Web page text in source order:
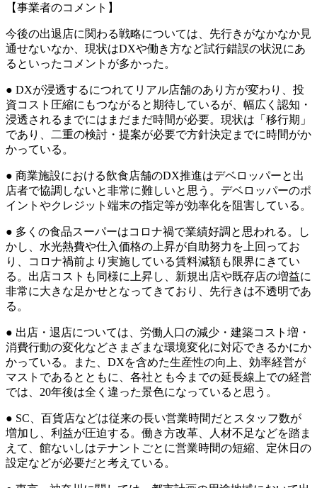
【事業者のコメント】
今後の出退店に関わる戦略については、先行きがなかなか見
通せないなか、現状はDXや働き方など試行錯誤の状況にあ
るといったコメントが多かった。
● DXが浸透するにつれてリアル店舗のあり方が変わり、投
資コスト圧縮にもつながると期待しているが、幅広く認知・
浸透されるまでにはまだまだ時間が必要。現状は「移行期」
であり、二重の検討・提案が必要で方針決定までに時間がか
かっている。
● 商業施設における飲食店舗のDX推進はデベロッパーと出
店者で協調しないと非常に難しいと思う。デベロッパーのポ
イントやクレジット端末の指定等が効率化を阻害している。
● 多くの食品スーパーはコロナ禍で業績好調と思われる。し
かし、水光熱費や仕入価格の上昇が自助努力を上回ってお
り、コロナ禍前より実施している賃料減額も限界にきてい
る。出店コストも同様に上昇し、新規出店や既存店の増益に
非常に大きな足かせとなってきており、先行きは不透明であ
る。
● 出店・退店については、労働人口の減少・建築コスト増・
消費行動の変化などさまざまな環境変化に対応できるかにか
かっている。また、DXを含めた生産性の向上、効率経営が
マストであるとともに、各社とも今までの延長線上での経営
では、20年後は全く違った景色になっていると思う。
● SC、百貨店などは従来の長い営業時間だとスタッフ数が
増加し、利益が圧迫する。働き方改革、人材不足などを踏ま
えて、館ないしはテナントごとに営業時間の短縮、定休日の
設定などが必要だと考えている。